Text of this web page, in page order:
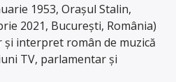
1953, Orașul Stalin,
2021, București, România)
interpret român de muzică
TV, parlamentar și